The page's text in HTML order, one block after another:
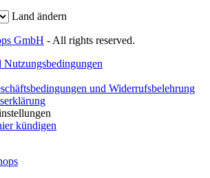
Land ändern
GmbH - All rights reserved.
Nutzungsbedingungen
und Widerrufsbelehrung
kündigen